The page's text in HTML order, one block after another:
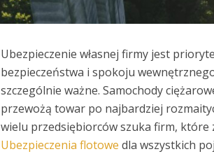
Ubezpieczenie własnej firmy jest
bezpieczeństwa i spokoju
szczególnie ważne. Samochody
przewożą towar po najbardziej
wielu przedsiębiorców szuka firm, które
Ubezpieczenia flotowe dla wszystkich